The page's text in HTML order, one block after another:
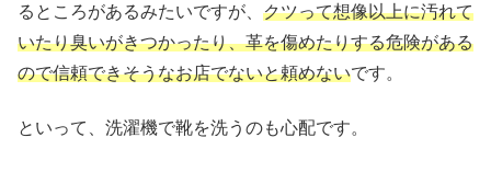
るところがあるみたいですが、 クツって想像以上に汚れて
いたり臭いがきつかったり、革を傷めたりする危険がある
ので信頼できそうなお店でないと頼めないです。
といって、洗濯機で靴を洗うのも心配です。